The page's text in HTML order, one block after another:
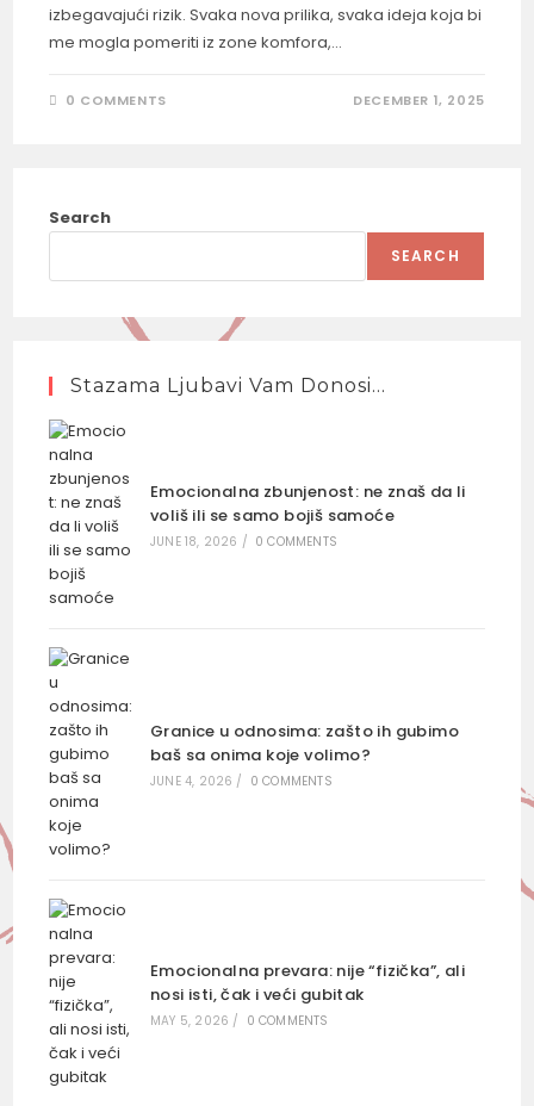
izbegavajući rizik. Svaka nova prilika, svaka ideja koja bi
me mogla pomeriti iz zone komfora,…
0 COMMENTS DECEMBER 1, 2025
Search
SEARCH
Stazama Ljubavi Vam Donosi…
Emocionalna zbunjenost: ne znaš da li
voliš ili se samo bojiš samoće
JUNE 18, 2026 / 0 COMMENTS
Granice u odnosima: zašto ih gubimo
baš sa onima koje volimo?
JUNE 4, 2026 / 0 COMMENTS
Emocionalna prevara: nije “fizička”, ali
nosi isti, čak i veći gubitak
MAY 5, 2026 / 0 COMMENTS